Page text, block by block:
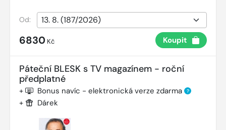
Od:
6830 Kč Koupit
Páteční BLESK s TV magazínem - roční
předplatné
+ Bonus navíc - elektronická verze zdarma ?
+ Dárek